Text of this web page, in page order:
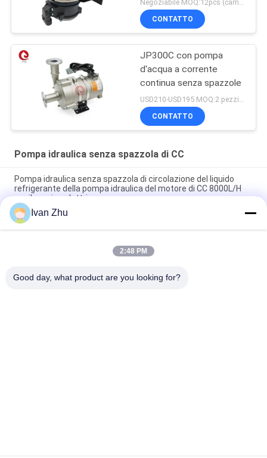
CONTATTO
JP300C con pompa
d'acqua a corrente
continua senza spazzole
CONTATTO
Pompa idraulica senza spazzola di CC
Pompa idraulica senza spazzola di circolazione del liquido
refrigerante della pompa idraulica del motore di CC 8000L/H
per il camion elettrico
pompa idraulica elettrica resistente capa di 24V 240W 16m
per il bus elettrico
Pompa idraulica senza spazzola del motore di CC di IP67
Ivan Zhu
2:48 PM
Good day, what product are you looking for?